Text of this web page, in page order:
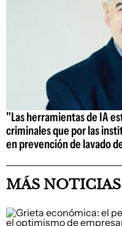
"Las herramientas de IA
criminales que por las
en prevención de lavado
MÁS